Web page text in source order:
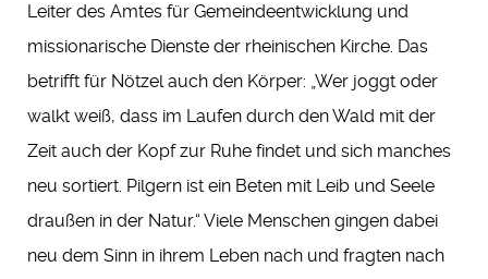
Leiter des Amtes für Gemeindeentwicklung und
missionarische Dienste der rheinischen Kirche. Das
betrifft für Nötzel auch den Körper: „Wer joggt oder
walkt weiß, dass im Laufen durch den Wald mit der
Zeit auch der Kopf zur Ruhe findet und sich manches
neu sortiert. Pilgern ist ein Beten mit Leib und Seele
draußen in der Natur.“ Viele Menschen gingen dabei
neu dem Sinn in ihrem Leben nach und fragten nach